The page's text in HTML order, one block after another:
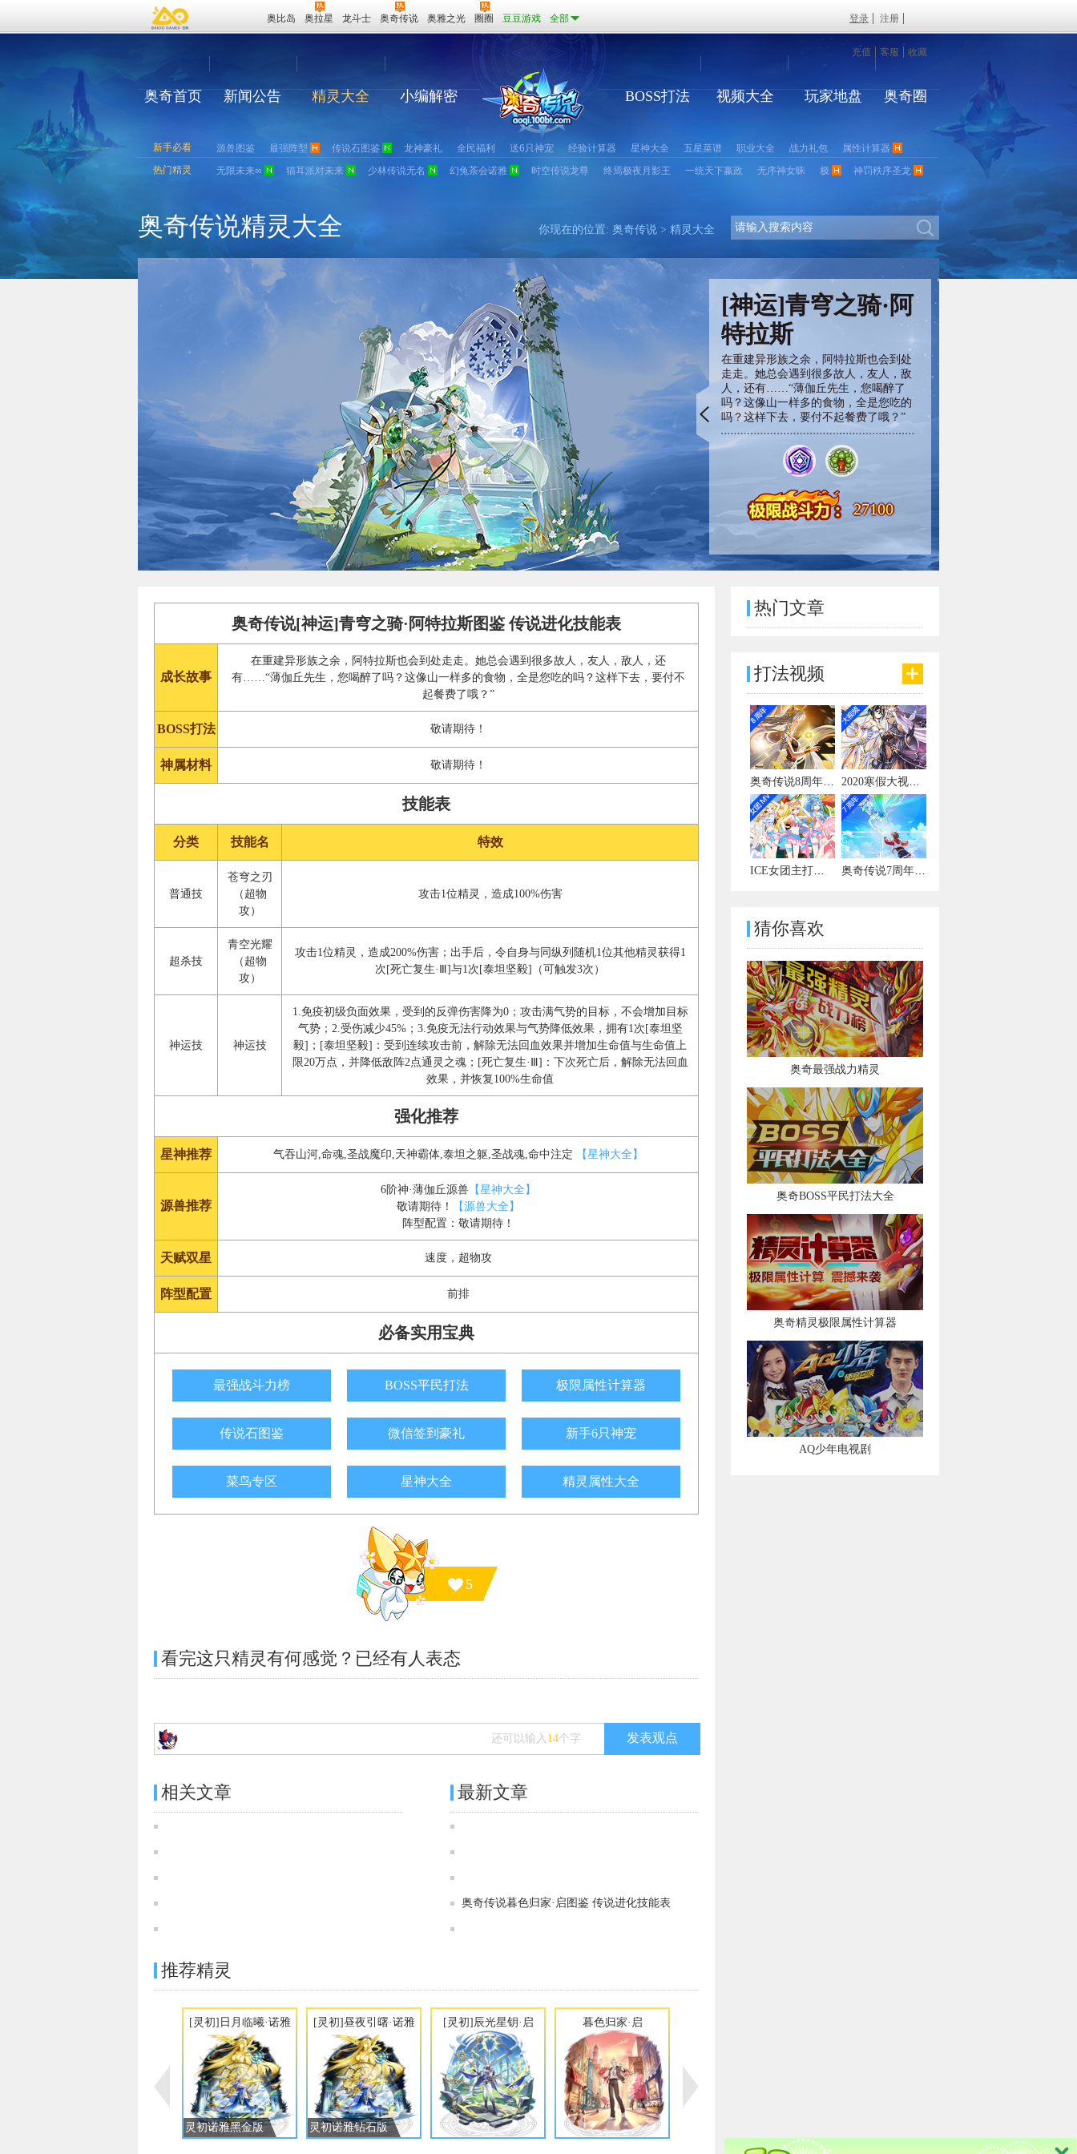
奥比岛 奥拉星 龙斗士 奥奇传说 奥雅之光 圈圈 豆豆游戏 全部 登录 注册
充值 客服 收藏
奥奇首页 新闻公告 精灵大全 小编解密 BOSS打法 视频大全 玩家地盘 奥奇圈
新手必看 源兽图鉴 最强阵型 传说石图鉴 龙神豪礼 全民福利 送6只神宠 经验计算器 星神大全 五星菜谱 职业大全 战力礼包
属性计算器
热门精灵
无限未来∞ 猫耳派对未来 少林传说无名 幻兔茶会诺雅 时空传说龙尊 终焉极夜月影王 一统天下嬴政 无序神女昧 极 神罚秩序圣龙
奥奇传说精灵大全 你现在的位置: 奥奇传说 > 精灵大全
[神运]青穹之骑·阿
特拉斯
在重建异形族之余，阿特拉斯也会到处
走走。她总会遇到很多故人，友人，敌
人，还有……“薄伽丘先生，您喝醉了
吗？这像山一样多的食物，全是您吃的
吗？这样下去，要付不起餐费了哦？”
27100
奥奇传说[神运]青穹之骑·阿特拉斯图鉴 传说进化技能表
成长故事
在重建异形族之余，阿特拉斯也会到处走走。她总会遇到很多故人，友人，敌人，还
有……“薄伽丘先生，您喝醉了吗？这像山一样多的食物，全是您吃的吗？这样下去，要付不
起餐费了哦？”
BOSS打法 敬请期待！
神属材料 敬请期待！
技能表
分类 技能名 特效
普通技
苍穹之刃
（超物
攻）
攻击1位精灵，造成100%伤害
超杀技
青空光耀
（超物
攻）
攻击1位精灵，造成200%伤害；出手后，令自身与同纵列随机1位其他精灵获得1
次[死亡复生·Ⅲ]与1次[泰坦坚毅]（可触发3次）
神运技 神运技
1.免疫初级负面效果，受到的反弹伤害降为0；攻击满气势的目标，不会增加目标
气势；2.受伤减少45%；3.免疫无法行动效果与气势降低效果，拥有1次[泰坦坚
毅]；[泰坦坚毅]：受到连续攻击前，解除无法回血效果并增加生命值与生命值上
限20万点，并降低敌阵2点通灵之魂；[死亡复生·Ⅲ]：下次死亡后，解除无法回血
效果，并恢复100%生命值
强化推荐
星神推荐 气吞山河,命魂,圣战魔印,天神霸体,泰坦之躯,圣战魂,命中注定 【星神大全】
源兽推荐
6阶神·薄伽丘源兽【星神大全】
敬请期待！
【源兽大全】
阵型配置：敬请期待！
天赋双星 速度，超物攻
阵型配置 前排
必备实用宝典
最强战斗力榜 BOSS平民打法 极限属性计算器
传说石图鉴 微信签到豪礼 新手6只神宠
菜鸟专区 星神大全 精灵属性大全
5
看完这只精灵有何感觉？已经有人表态
还可以输入 14个字 发表观点
相关文章 最新文章
奥奇传说暮色归家·启图鉴 传说进化技能表
推荐精灵
[灵初]日月临曦·诺雅
灵初诺雅黑金版
[灵初]昼夜引曙·诺雅
灵初诺雅钻石版
[灵初]辰光星钥·启 暮色归家·启
热门文章
打法视频
猜你喜欢
奥奇最强战力精灵
奥奇BOSS平民打法大全
奥奇精灵极限属性计算器
AQ少年电视剧